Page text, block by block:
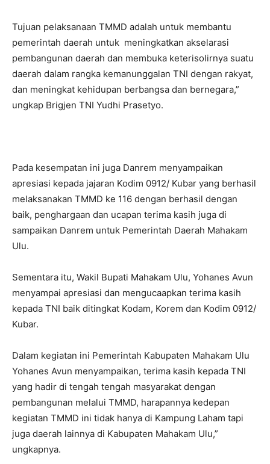
Tujuan pelaksanaan TMMD adalah untuk membantu
pemerintah daerah untuk meningkatkan akselarasi
pembangunan daerah dan membuka keterisolirnya suatu
daerah dalam rangka kemanunggalan TNI dengan rakyat,
dan meningkat kehidupan berbangsa dan bernegara,”
ungkap Brigjen TNI Yudhi Prasetyo.
Pada kesempatan ini juga Danrem menyampaikan
apresiasi kepada jajaran Kodim 0912/ Kubar yang berhasil
melaksanakan TMMD ke 116 dengan berhasil dengan
baik, penghargaan dan ucapan terima kasih juga di
sampaikan Danrem untuk Pemerintah Daerah Mahakam
Ulu.
Sementara itu, Wakil Bupati Mahakam Ulu, Yohanes Avun
menyampai apresiasi dan mengucaapkan terima kasih
kepada TNI baik ditingkat Kodam, Korem dan Kodim 0912/
Kubar.
Dalam kegiatan ini Pemerintah Kabupaten Mahakam Ulu
Yohanes Avun menyampaikan, terima kasih kepada TNI
yang hadir di tengah tengah masyarakat dengan
pembangunan melalui TMMD, harapannya kedepan
kegiatan TMMD ini tidak hanya di Kampung Laham tapi
juga daerah lainnya di Kabupaten Mahakam Ulu,”
ungkapnya.